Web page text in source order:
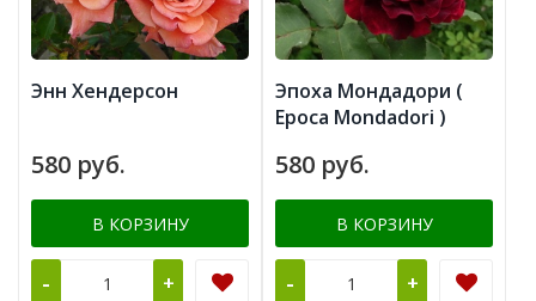
Энн Хендерсон
580 руб.
В КОРЗИНУ
- +
Эпоха Мондадори (
Epoca Mondadori )
580 руб.
В КОРЗИНУ
- +